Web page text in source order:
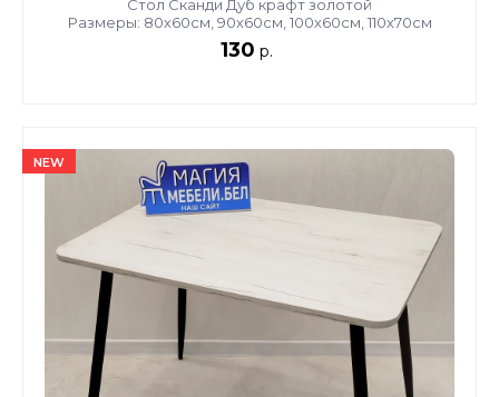
Стол Сканди Дуб крафт золотой
Размеры: 80х60см, 90х60см, 100х60см, 110х70см
130 р.
NEW